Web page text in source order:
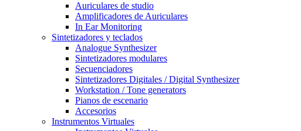
Auriculares de studio
Amplificadores de Auriculares
In Ear Monitoring
Sintetizadores y teclados
Analogue Synthesizer
Sintetizadores modulares
Secuenciadores
Sintetizadores Digitales / Digital Synthesizer
Workstation / Tone generators
Pianos de escenario
Accesorios
Instrumentos Virtuales